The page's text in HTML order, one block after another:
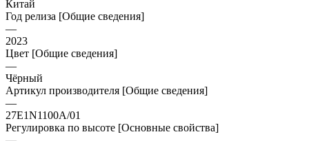
Китай
Год релиза [Общие сведения]
—
2023
Цвет [Общие сведения]
—
Чёрный
Артикул производителя [Общие сведения]
—
27E1N1100A/01
Регулировка по высоте [Основные свойства]